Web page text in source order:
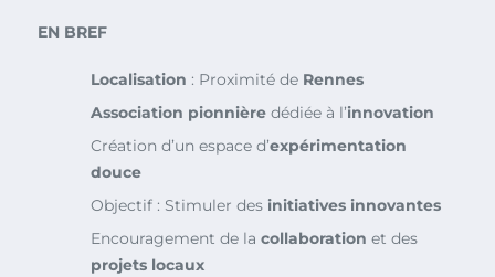
EN BREF
Localisation : Proximité de Rennes
Association pionnière dédiée à l’innovation
Création d’un espace d’expérimentation
douce
Objectif : Stimuler des initiatives innovantes
Encouragement de la collaboration et des
projets locaux